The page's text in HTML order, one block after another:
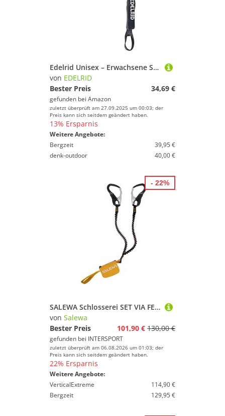
Edelrid Unisex – Erwachsene Schlinge Absorber Sling, Night (017), 70 cm
von EDELRID
Bester Preis
34,69 €
gefunden bei Amazon
zuletzt überprüft am 27.09.2025 um 00:03; der
Preis kann sich seitdem geändert haben.
13% Ersparnis
Weitere Angebote:
Bergzeit
39,95 €
denk-outdoor
40,00 €
SALEWA Schlosserei SET VIA FERRATA ERGO CORE
von Salewa
Bester Preis
101,90 € 130,00 €
gefunden bei INTERSPORT
zuletzt überprüft am 06.08.2026 um 01:03; der
Preis kann sich seitdem geändert haben.
22% Ersparnis
Weitere Angebote:
VerticalExtreme
114,90 €
Bergzeit
129,95 €
- 22%